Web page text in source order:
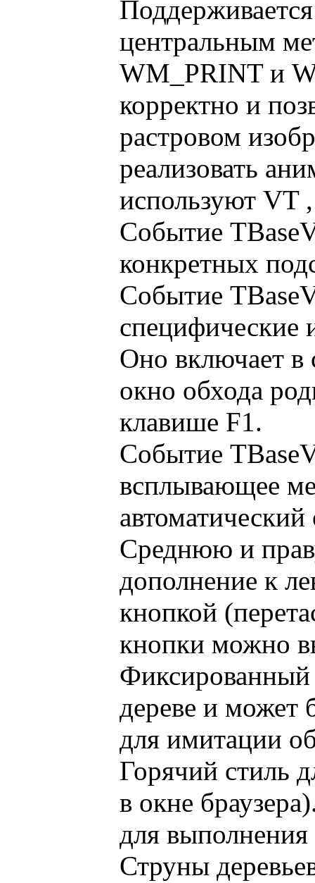
центральным
WM_PRINT и
корректно и
растровом
реализовать
используют VT
Событие
конкретных
Событие
специфические
Оно включает в
окно обхода
клавише F1.
Событие
всплывающее
автоматический
Среднюю и
дополнение к
кнопкой
кнопки можно
Фиксированный
дереве и может
для имитации
Горячий стиль
в окне
для выполнения
Струны